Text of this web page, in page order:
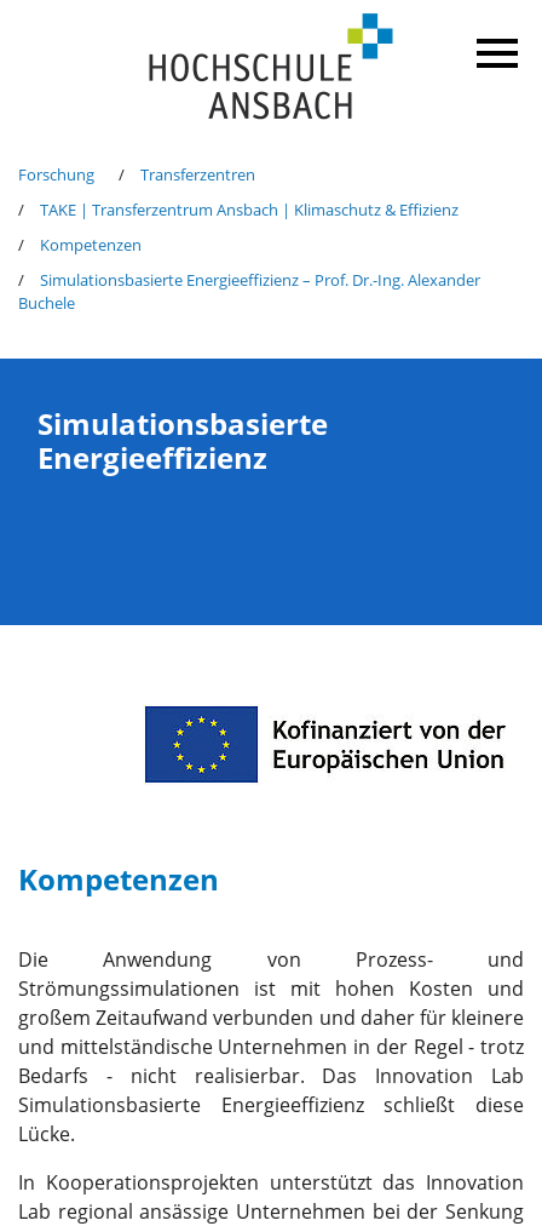
Forschung
Transferzentren
TAKE | Transferzentrum Ansbach | Klimaschutz & Effizienz
Kompetenzen
Simulationsbasierte Energieeffizienz – Prof. Dr.-Ing. Alexander
Buchele
Simulationsbasierte
Energieeffizienz
Kompetenzen
Die Anwendung von Prozess- und
Strömungssimulationen ist mit hohen Kosten und
großem Zeitaufwand verbunden und daher für kleinere
und mittelständische Unternehmen in der Regel - trotz
Bedarfs - nicht realisierbar. Das Innovation Lab
Simulationsbasierte Energieeffizienz schließt diese
Lücke.
In Kooperationsprojekten unterstützt das Innovation
Lab regional ansässige Unternehmen bei der Senkung